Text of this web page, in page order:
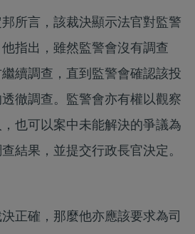
所言，該裁決顯示法官對監警
指出，雖然監警會沒有調查
續調查，直到監警會確認該投
徹調查。監警會亦有權以觀察
也可以案中未能解決的爭議為
結果，並提交行政長官決定。
正確，那麼他亦應該要求為司